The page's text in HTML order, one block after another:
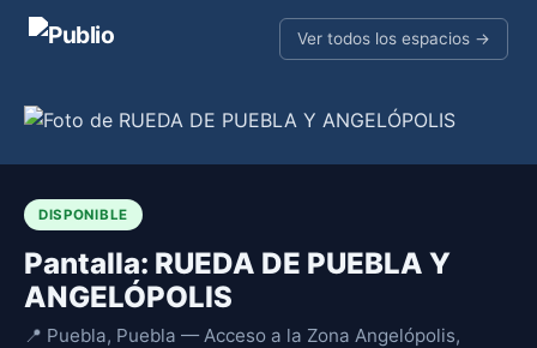
Ver todos los espacios →
DISPONIBLE
Pantalla: RUEDA DE PUEBLA Y
ANGELÓPOLIS
📍 Puebla, Puebla — Acceso a la Zona Angelópolis,